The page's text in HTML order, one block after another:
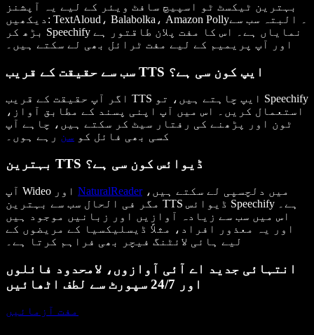
بہترین ٹیکسٹ ٹو اسپیچ سافٹ ویئر کے لیے یہ آپشنز
دیکھیں: TextAloud، Balabolka، Amazon Polly۔ البتہ سب سے
بڑھ کر Speechify نمایاں ہے۔ اس کا مفت پلان طاقتور ہے
اور آپ پریمیم کے لیے مفت ٹرائل بھی لے سکتے ہیں۔
سب سے حقیقت کے قریب TTS ایپ کون سی ہے؟
اگر آپ حقیقت کے قریب TTS ایپ چاہتے ہیں، تو Speechify
استعمال کریں۔ اس میں آپ اپنی پسند کے مطابق آواز،
ٹون اور پڑھنے کی رفتار سیٹ کر سکتے ہیں، چاہے آپ
کسی بھی فائل کو سن رہے ہوں۔
بہترین TTS ڈیوائس کون سی ہے؟
NaturalReaderمیں دلچسپی لے سکتے ہیں،
مگر فی الحال سب سے بہترین TTS ڈیوائس Speechify ہے۔
اس میں سب سے زیادہ آوازیں اور زبانیں موجود ہیں
اور یہ معذور افراد، مثلاً ڈیسلیکسیا کے مریضوں کے
لیے ہائی لائٹنگ فیچر بھی فراہم کرتا ہے۔
انتہائی جدید اے آئی آوازوں، لامحدود فائلوں
اور 24/7 سپورٹ سے لطف اٹھائیں
مفت آزمائیں